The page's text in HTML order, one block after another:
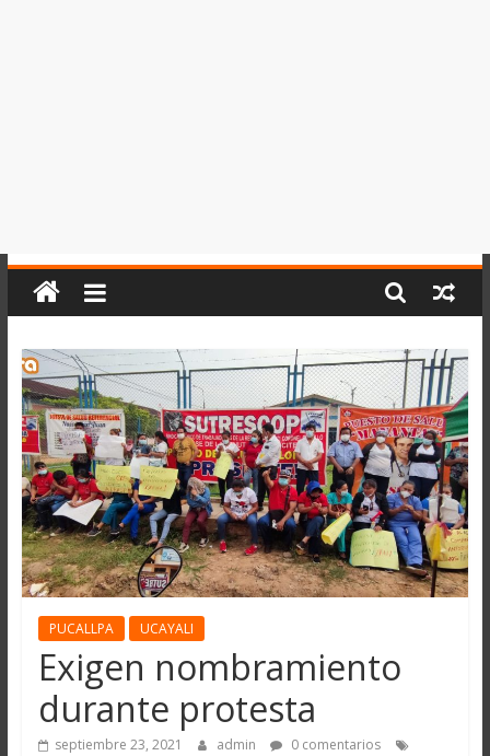
PUCALLPA UCAYALI
Exigen nombramiento
durante protesta
septiembre 23, 2021 admin
0 comentarios